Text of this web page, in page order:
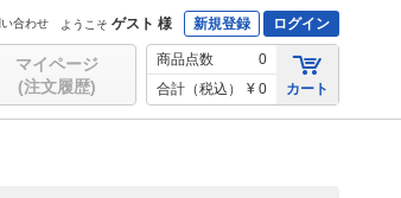
合わせ ようこそ ゲスト 様 新規登録 ログイン
マイページ
(注文履歴)
商品点数
0
合計（税込）
¥ 0 カート